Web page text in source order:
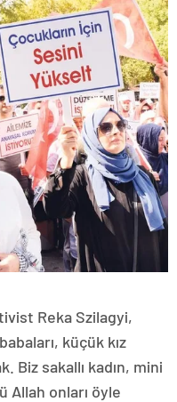
Reka Szilagyi,
küçük kız
Biz sakallı kadın, mini
Allah onları öyle